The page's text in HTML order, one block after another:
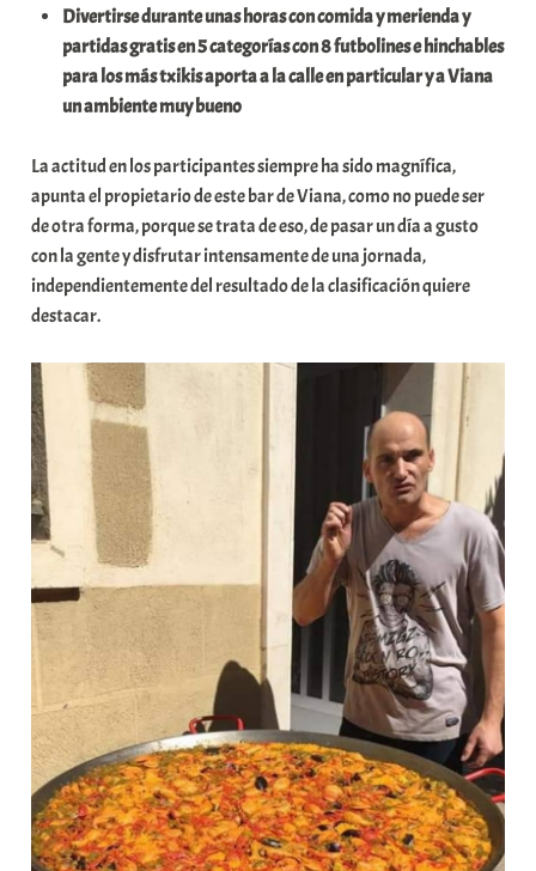
Divertirse durante unas horas con comida y merienda y
partidas gratis en 5 categorías con 8 futbolines e hinchables
para los más txikis aporta a la calle en particular y a Viana
un ambiente muy bueno
La actitud en los participantes siempre ha sido magnífica,
apunta el propietario de este bar de Viana, como no puede ser
de otra forma, porque se trata de eso, de pasar un día a gusto
con la gente y disfrutar intensamente de una jornada,
independientemente del resultado de la clasificación quiere
destacar.